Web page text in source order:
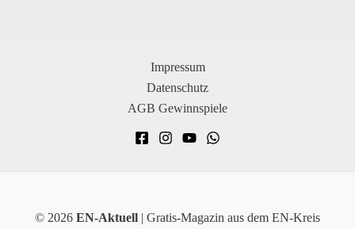
Impressum
Datenschutz
AGB Gewinnspiele
© 2026 EN-Aktuell | Gratis-Magazin aus dem EN-Kreis